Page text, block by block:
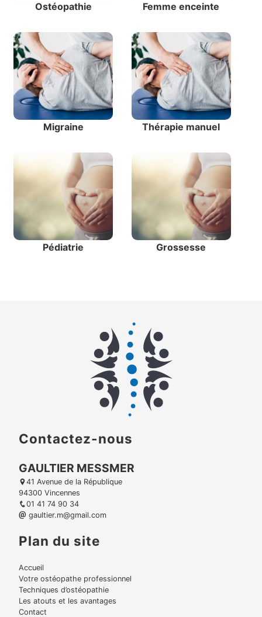
Ostéopathie Femme enceinte
Migraine Thérapie manuel
Pédiatrie Grossesse
Contactez-nous
GAULTIER MESSMER
41 Avenue de la République
94300 Vincennes
01 41 74 90 34
gaultier.m@gmail.com
Plan du site
Accueil
Votre ostéopathe professionnel
Techniques d’ostéopathie
Les atouts et les avantages
Contact